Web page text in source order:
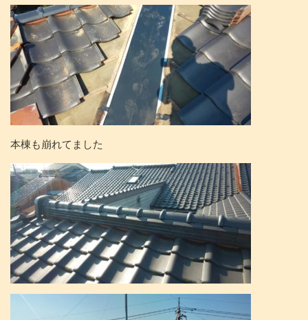
本棟も崩れてました